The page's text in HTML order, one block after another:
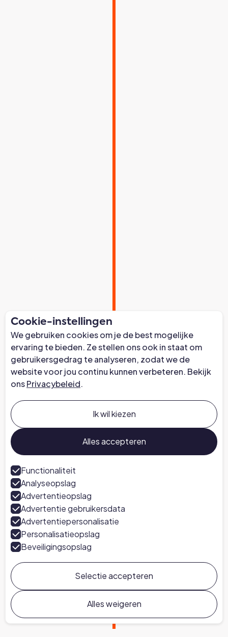
Cookie-instellingen
We gebruiken cookies om je de best mogelijke
ervaring te bieden. Ze stellen ons ook in staat om
gebruikersgedrag te analyseren, zodat we de
website voor jou continu kunnen verbeteren. Bekijk
onsPrivacybeleid.
Ik wil kiezen
Alles accepteren
Functionaliteit
Analyseopslag
Advertentieopslag
Advertentie gebruikersdata
Advertentiepersonalisatie
Personalisatieopslag
Beveiligingsopslag
Selectie accepteren
Alles weigeren